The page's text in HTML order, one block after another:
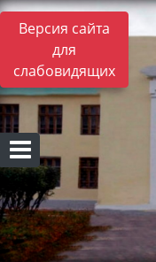
Версия сайта
для
слабовидящих